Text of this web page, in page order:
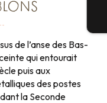
de l’anse des Bas-
qui entourait
puis aux
des postes
la Seconde